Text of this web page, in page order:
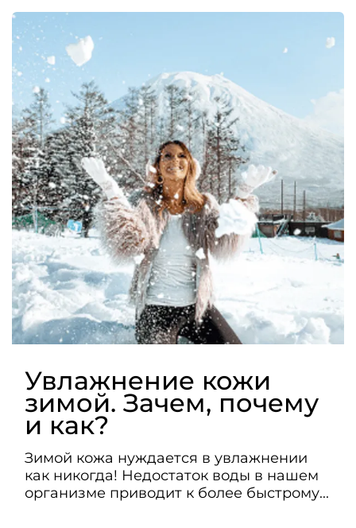
Увлажнение кожи
зимой. Зачем, почему
и как?
Зимой кожа нуждается в увлажнении
как никогда! Недостаток воды в нашем
организме приводит к более быстрому...